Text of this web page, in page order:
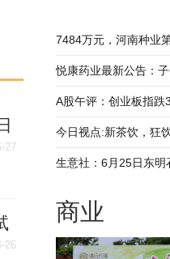
27
26
7484万元，河南种业
悦康药业最新公告：
A股午评：创业板指
今日视点:新茶饮，狂
生意社：6月25日东明
商业